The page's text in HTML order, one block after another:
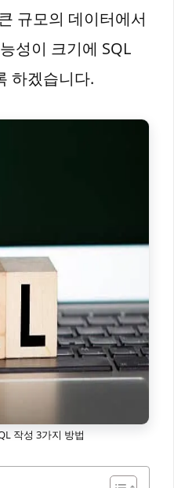
규모의 데이터에서
성이 크기에 SQL
하겠습니다.
작성 3가지 방법